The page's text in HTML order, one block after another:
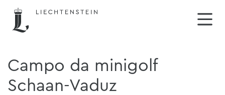
Campo da minigolf
Schaan-Vaduz